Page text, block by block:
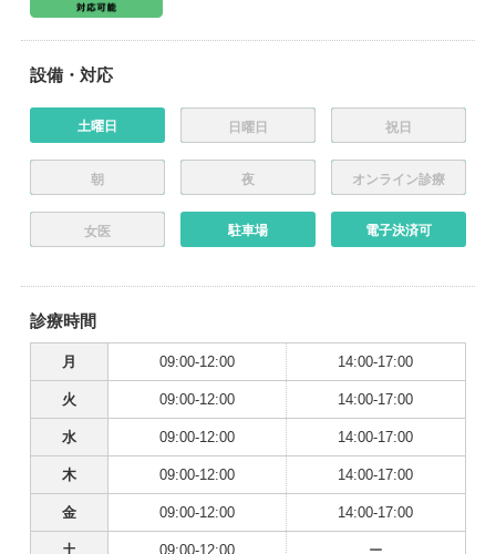
設備・対応
土曜日 日曜日 祝日
朝 夜 オンライン診療
女医 駐車場 電子決済可
診療時間
月 09:00-12:00 14:00-17:00
火 09:00-12:00 14:00-17:00
水 09:00-12:00 14:00-17:00
木 09:00-12:00 14:00-17:00
金 09:00-12:00 14:00-17:00
土 09:00-12:00 ー